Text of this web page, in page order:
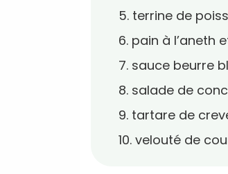
5. terrine de
6. pain à l’aneth
7. sauce beurre
8. salade de
9. tartare de
10. velouté de